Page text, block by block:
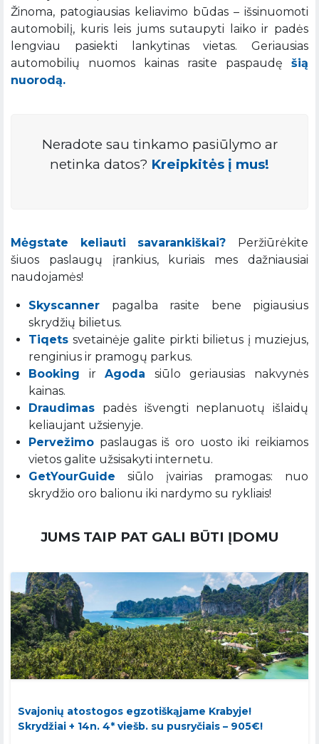
Žinoma, patogiausias keliavimo būdas – išsinuomoti
automobilį, kuris leis jums sutaupyti laiko ir padės
lengviau pasiekti lankytinas vietas. Geriausias
automobilių nuomos kainas rasite paspaudę šią
nuorodą.
Neradote sau tinkamo pasiūlymo ar
netinka datos? Kreipkitės į mus!
Mėgstate keliauti savarankiškai?
Peržiūrėkite
šiuos paslaugų įrankius, kuriais mes dažniausiai
naudojamės!
Skyscanner pagalba rasite bene pigiausius
skrydžių bilietus.
Tiqets svetainėje galite pirkti bilietus į muziejus,
renginius ir pramogų parkus.
Booking irAgoda siūlo geriausias nakvynės
kainas.
Draudimas padės išvengti neplanuotų išlaidų
keliaujant užsienyje.
Pervežimo paslaugas iš oro uosto iki reikiamos
vietos galite užsisakyti internetu.
GetYourGuide siūlo įvairias pramogas: nuo
skrydžio oro balionu iki nardymo su rykliais!
JUMS TAIP PAT GALI BŪTI ĮDOMU
Svajonių atostogos egzotiškąjame Krabyje!
Skrydžiai + 14n. 4* viešb. su pusryčiais – 905€!